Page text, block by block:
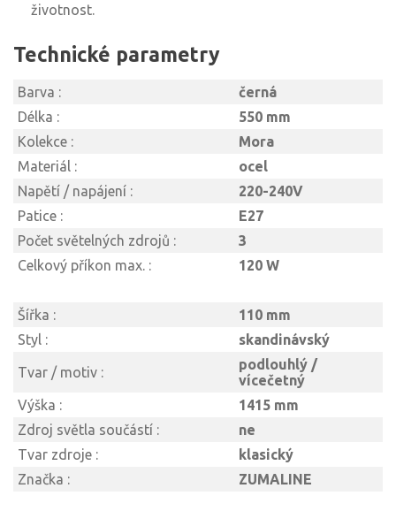
životnost.
Technické parametry
Barva :
černá
Délka :
550 mm
Kolekce :
Mora
Materiál :
ocel
Napětí / napájení :
220-240V
Patice :
E27
Počet světelných zdrojů :
3
Celkový příkon max. :
120 W
Šířka :
110 mm
Styl :
skandinávský
Tvar / motiv :
podlouhlý /
vícečetný
Výška :
1415 mm
Zdroj světla součástí :
ne
Tvar zdroje :
klasický
Značka :
ZUMALINE